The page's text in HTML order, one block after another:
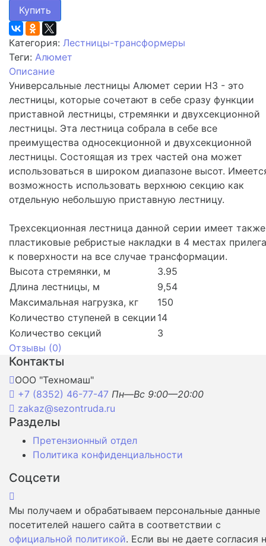
Купить
Категория: Лестницы-трансформеры
Теги: Алюмет
Описание
Универсальные лестницы Алюмет серии H3 - это
лестницы, которые сочетают в себе сразу функции
приставной лестницы, стремянки и двухсекционной
лестницы. Эта лестница собрала в себе все
преимущества односекционной и двухсекционной
лестницы. Состоящая из трех частей она может
использоваться в широком диапазоне высот.
возможность использовать верхнюю секцию как
отдельную небольшую приставную лестницу.
Трехсекционная лестница данной серии имеет также
пластиковые ребристые накладки в 4 местах
к поверхности на все случае трансформации.
Высота стремянки, м
3.95
Длина лестницы, м
9,54
Максимальная нагрузка, кг
150
Количество ступеней в секции 14
Количество секций
3
Отзывы (0)
Контакты
ООО "Техномаш"
+7 (8352) 46-77-47 Пн—Вс 9:00—20:00
zakaz@sezontruda.ru
Разделы
Претензионный отдел
Политика конфиденциальности
Соцсети
Мы получаем и обрабатываем персональные данные
посетителей нашего сайта в соответствии с
официальной политикой. Если вы не даете согласия